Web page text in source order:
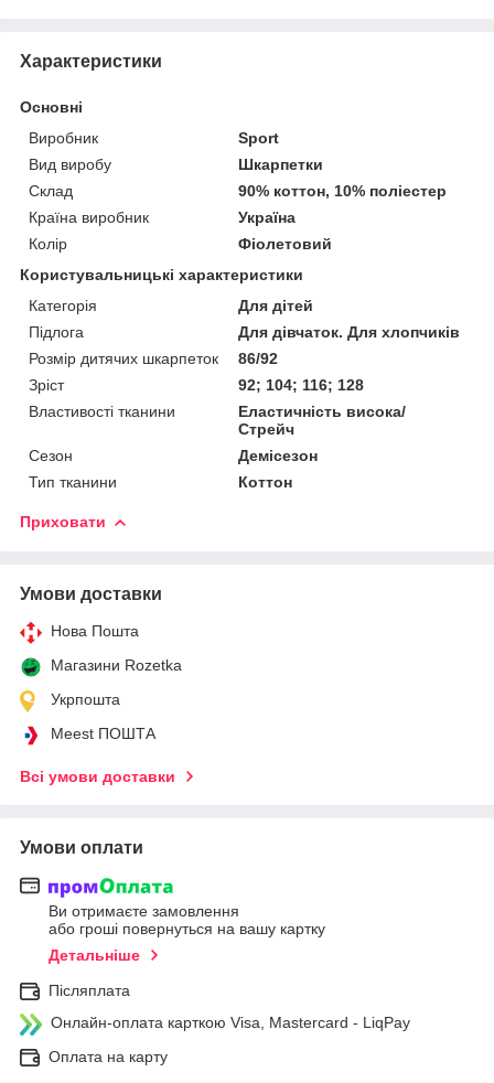
Характеристики
Основні
Виробник
Sport
Вид виробу
Шкарпетки
Склад
90% коттон, 10% поліестер
Країна виробник
Україна
Колір
Фіолетовий
Користувальницькі характеристики
Категорія
Для дітей
Підлога
Для дівчаток. Для хлопчиків
Розмір дитячих шкарпеток
86/92
Зріст
92; 104; 116; 128
Властивості тканини
Еластичність висока/
Стрейч
Сезон
Демісезон
Тип тканини
Коттон
Приховати
Умови доставки
Нова Пошта
Магазини Rozetka
Укрпошта
Meest ПОШТА
Всі умови доставки
Умови оплати
Ви отримаєте замовлення
або гроші повернуться на вашу картку
Детальніше
Післяплата
Онлайн-оплата карткою Visa, Mastercard - LiqPay
Оплата на карту